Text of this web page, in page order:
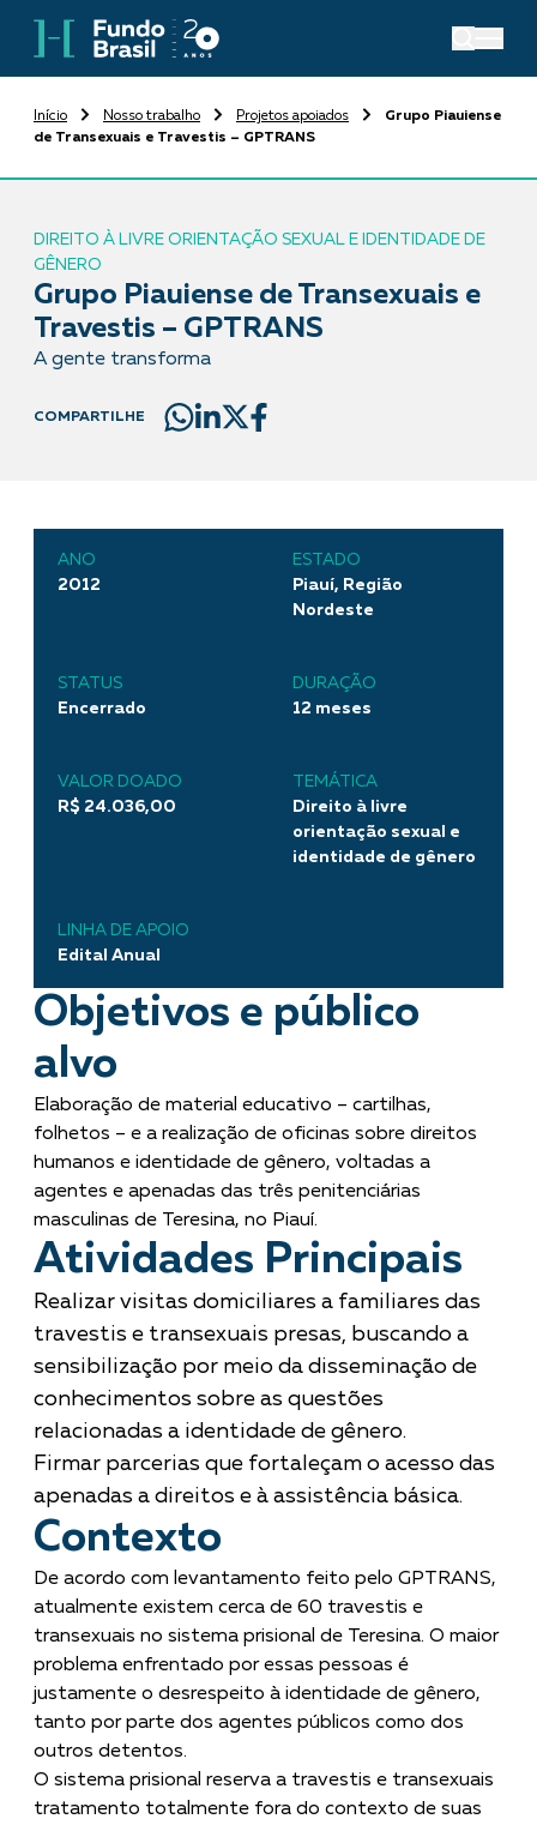
Início Nosso trabalho Projetos apoiados
Grupo Piauiense
de Transexuais e Travestis – GPTRANS
DIREITO À LIVRE ORIENTAÇÃO SEXUAL E IDENTIDADE DE
GÊNERO
Grupo Piauiense de Transexuais e
Travestis – GPTRANS
A gente transforma
COMPARTILHE
ANO
2012
ESTADO
Piauí, Região
Nordeste
STATUS
Encerrado
DURAÇÃO
12 meses
VALOR DOADO
R$ 24.036,00
TEMÁTICA
Direito à livre
orientação sexual e
identidade de gênero
LINHA DE APOIO
Edital Anual
Objetivos e público
alvo
Elaboração de material educativo – cartilhas,
folhetos – e a realização de oficinas sobre direitos
humanos e identidade de gênero, voltadas a
agentes e apenadas das três penitenciárias
masculinas de Teresina, no Piauí.
Atividades Principais
Realizar visitas domiciliares a familiares das
travestis e transexuais presas, buscando a
sensibilização por meio da disseminação de
conhecimentos sobre as questões
relacionadas a identidade de gênero.
Firmar parcerias que fortaleçam o acesso das
apenadas a direitos e à assistência básica.
Contexto
De acordo com levantamento feito pelo GPTRANS,
atualmente existem cerca de 60 travestis e
transexuais no sistema prisional de Teresina. O maior
problema enfrentado por essas pessoas é
justamente o desrespeito à identidade de gênero,
tanto por parte dos agentes públicos como dos
outros detentos.
O sistema prisional reserva a travestis e transexuais
tratamento totalmente fora do contexto de suas